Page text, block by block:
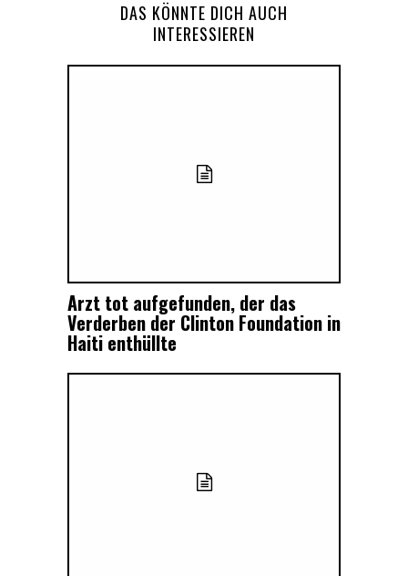
DAS KÖNNTE DICH AUCH
INTERESSIEREN
Arzt tot aufgefunden, der das
Verderben der Clinton Foundation in
Haiti enthüllte